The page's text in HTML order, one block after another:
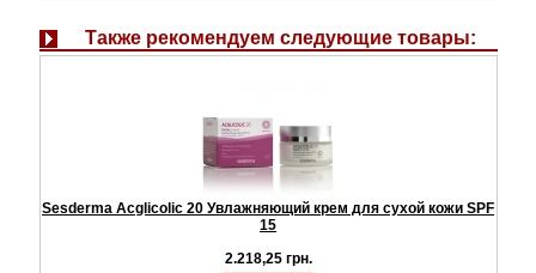
Также рекомендуем следующие товары:
Sesderma Acglicolic 20 Увлажняющий крем для сухой кожи SPF
15
2.218,25 грн.